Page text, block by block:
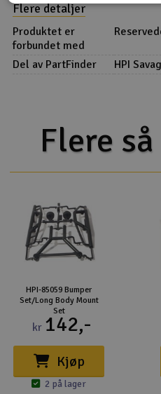
Flere detaljer
Produktet er
forbundet med
Del av PartFinder HPI
Flere
HPI-85059 Bumper
Set/Long Body Mount
Set
kr 142,-
Kjøp
2 på lager